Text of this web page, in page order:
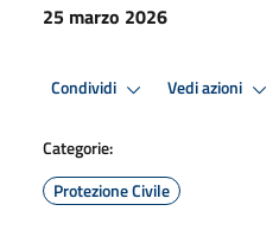
25 marzo 2026
Condividi Vedi azioni
Categorie:
Protezione Civile